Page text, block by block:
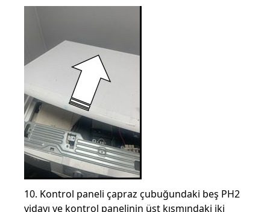
10. Kontrol paneli çapraz çubuğundaki beş PH2
vidayı ve kontrol panelinin üst kısmındaki iki